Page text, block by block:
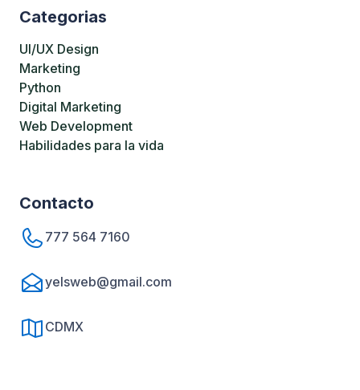
Categorias
UI/UX Design
Marketing
Python
Digital Marketing
Web Development
Habilidades para la vida
Contacto
777 564 7160
yelsweb@gmail.com
CDMX